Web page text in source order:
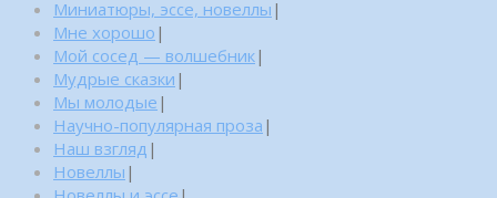
Миниатюры, эссе, новеллы |
Мне хорошо |
Мой сосед — волшебник|
Мудрые сказки |
Мы молодые |
Научно-популярная проза |
Наш взгляд |
Новеллы |